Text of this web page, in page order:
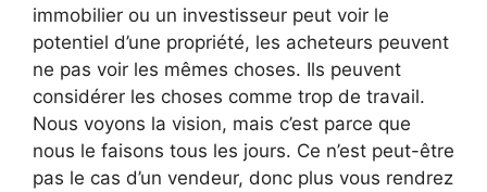
immobilier ou un investisseur peut voir le
potentiel d’une propriété, les acheteurs peuvent
ne pas voir les mêmes choses. Ils peuvent
considérer les choses comme trop de travail.
Nous voyons la vision, mais c’est parce que
nous le faisons tous les jours. Ce n’est peut-être
pas le cas d’un vendeur, donc plus vous rendrez